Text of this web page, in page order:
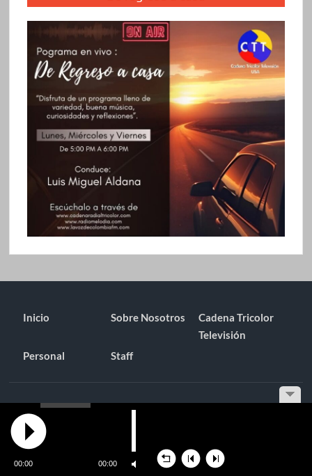
Inicio Sobre Nosotros
Cadena Tricolor
Televisión
Personal
Staff
Funciona gracias a WordPress
00:00 00:00